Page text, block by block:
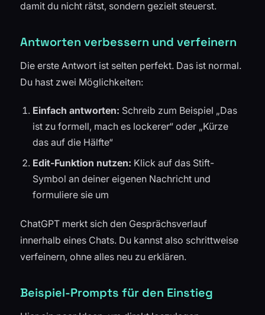
damit du nicht rätst, sondern gezielt steuerst.
Antworten verbessern und verfeinern
Die erste Antwort ist selten perfekt. Das ist normal.
Du hast zwei Möglichkeiten:
Einfach antworten: Schreib zum Beispiel „Das
ist zu formell, mach es lockerer“ oder „Kürze
das auf die Hälfte“
Edit-Funktion nutzen: Klick auf das Stift-
Symbol an deiner eigenen Nachricht und
formuliere sie um
ChatGPT merkt sich den Gesprächsverlauf
innerhalb eines Chats. Du kannst also schrittweise
verfeinern, ohne alles neu zu erklären.
Beispiel-Prompts für den Einstieg